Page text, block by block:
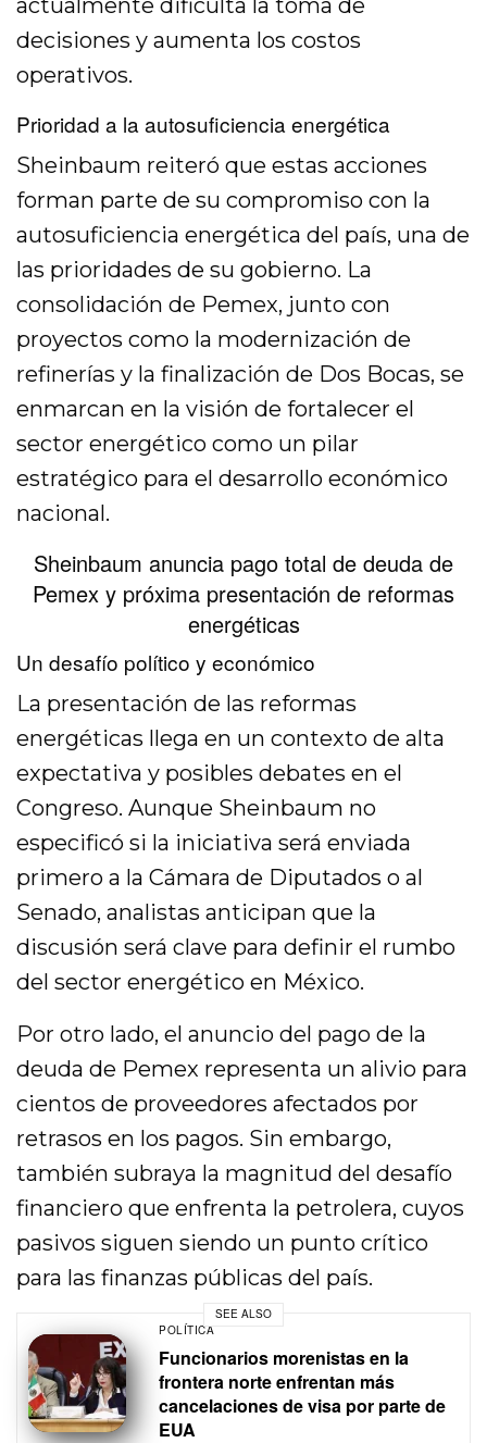
actualmente dificulta la toma de
decisiones y aumenta los costos
operativos.
Prioridad a la autosuficiencia energética
Sheinbaum reiteró que estas acciones
forman parte de su compromiso con la
autosuficiencia energética del país, una de
las prioridades de su gobierno. La
consolidación de Pemex, junto con
proyectos como la modernización de
refinerías y la finalización de Dos Bocas, se
enmarcan en la visión de fortalecer el
sector energético como un pilar
estratégico para el desarrollo económico
nacional.
Sheinbaum anuncia pago total de deuda de
Pemex y próxima presentación de reformas
energéticas
Un desafío político y económico
La presentación de las reformas
energéticas llega en un contexto de alta
expectativa y posibles debates en el
Congreso. Aunque Sheinbaum no
especificó si la iniciativa será enviada
primero a la Cámara de Diputados o al
Senado, analistas anticipan que la
discusión será clave para definir el rumbo
del sector energético en México.
Por otro lado, el anuncio del pago de la
deuda de Pemex representa un alivio para
cientos de proveedores afectados por
retrasos en los pagos. Sin embargo,
también subraya la magnitud del desafío
financiero que enfrenta la petrolera, cuyos
pasivos siguen siendo un punto crítico
para las finanzas públicas del país.
SEE ALSO
POLÍTICA
Funcionarios morenistas en la
frontera norte enfrentan más
cancelaciones de visa por parte de
EUA